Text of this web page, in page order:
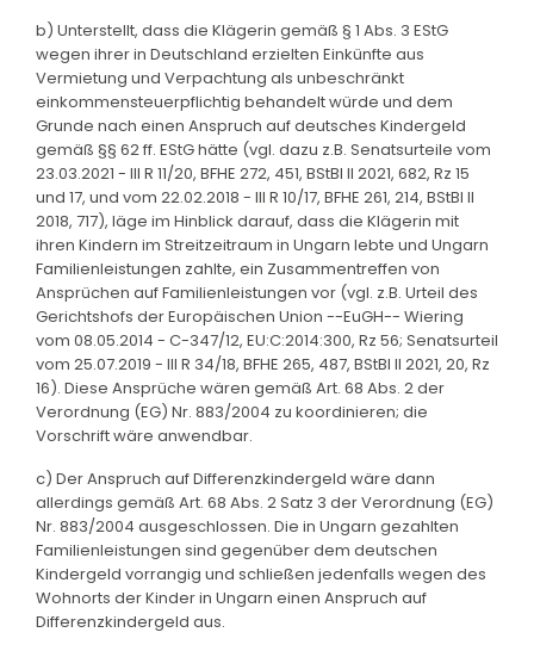
b) Unterstellt, dass die Klägerin gemäß § 1 Abs. 3 EStG
wegen ihrer in Deutschland erzielten Einkünfte aus
Vermietung und Verpachtung als unbeschränkt
einkommensteuerpflichtig behandelt würde und dem
Grunde nach einen Anspruch auf deutsches Kindergeld
gemäß §§ 62 ff. EStG hätte (vgl. dazu z.B. Senatsurteile vom
23.03.2021 - III R 11/20, BFHE 272, 451, BStBl II 2021, 682, Rz 15
und 17, und vom 22.02.2018 - III R 10/17, BFHE 261, 214, BStBl II
2018, 717), läge im Hinblick darauf, dass die Klägerin mit
ihren Kindern im Streitzeitraum in Ungarn lebte und Ungarn
Familienleistungen zahlte, ein Zusammentreffen von
Ansprüchen auf Familienleistungen vor (vgl. z.B. Urteil des
Gerichtshofs der Europäischen Union --EuGH-- Wiering
vom 08.05.2014 - C-347/12, EU:C:2014:300, Rz 56; Senatsurteil
vom 25.07.2019 - III R 34/18, BFHE 265, 487, BStBl II 2021, 20, Rz
16). Diese Ansprüche wären gemäß Art. 68 Abs. 2 der
Verordnung (EG) Nr. 883/2004 zu koordinieren; die
Vorschrift wäre anwendbar.
c) Der Anspruch auf Differenzkindergeld wäre dann
allerdings gemäß Art. 68 Abs. 2 Satz 3 der Verordnung (EG)
Nr. 883/2004 ausgeschlossen. Die in Ungarn gezahlten
Familienleistungen sind gegenüber dem deutschen
Kindergeld vorrangig und schließen jedenfalls wegen des
Wohnorts der Kinder in Ungarn einen Anspruch auf
Differenzkindergeld aus.